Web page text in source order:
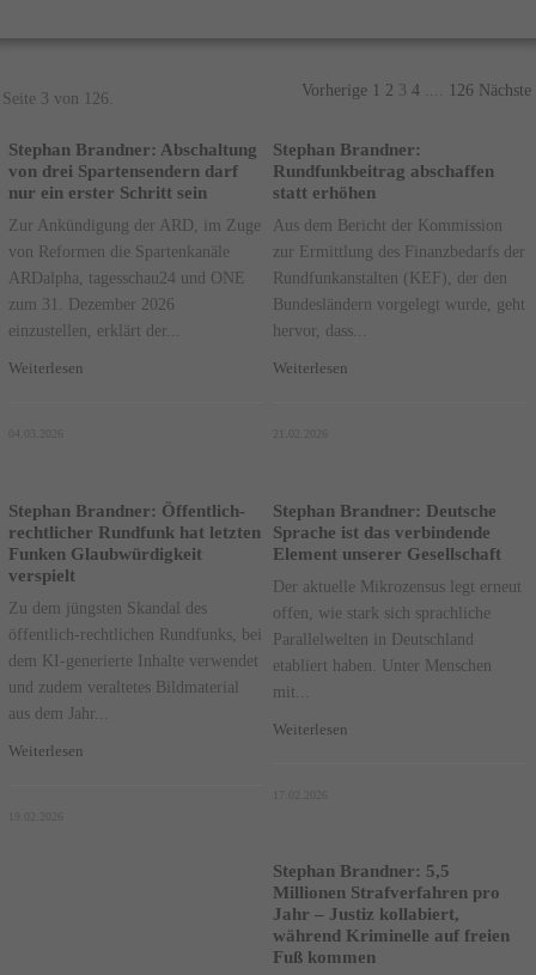
Seite 3 von 126. Vorherige 1 2 3 4 126 Nächste
Stephan Brandner: Abschaltung
von drei Spartensendern darf
nur ein erster Schritt sein
Zur Ankündigung der ARD, im Zuge
von Reformen die Spartenkanäle
ARDalpha, tagesschau24 und ONE
zum 31. Dezember 2026
einzustellen, erklärt der...
Weiterlesen
04.03.2026
Stephan Brandner:
Rundfunkbeitrag abschaffen
statt erhöhen
Aus dem Bericht der Kommission
zur Ermittlung des Finanzbedarfs der
Rundfunkanstalten (KEF), der den
Bundesländern vorgelegt wurde, geht
hervor, dass...
Weiterlesen
Stephan Brandner: Öffentlich-
rechtlicher Rundfunk hat letzten
Funken Glaubwürdigkeit
verspielt
Zu dem jüngsten Skandal des
öffentlich-rechtlichen Rundfunks, bei
dem KI-generierte Inhalte verwendet
und zudem veraltetes Bildmaterial
aus dem Jahr...
Weiterlesen
Stephan Brandner: Deutsche
Sprache ist das verbindende
Element unserer Gesellschaft
Der aktuelle Mikrozensus legt erneut
offen, wie stark sich sprachliche
Parallelwelten in Deutschland
etabliert haben. Unter Menschen
mit...
Weiterlesen
Stephan Brandner: 5,5
Millionen Strafverfahren pro
Jahr – Justiz kollabiert,
während Kriminelle auf freien
Fuß kommen